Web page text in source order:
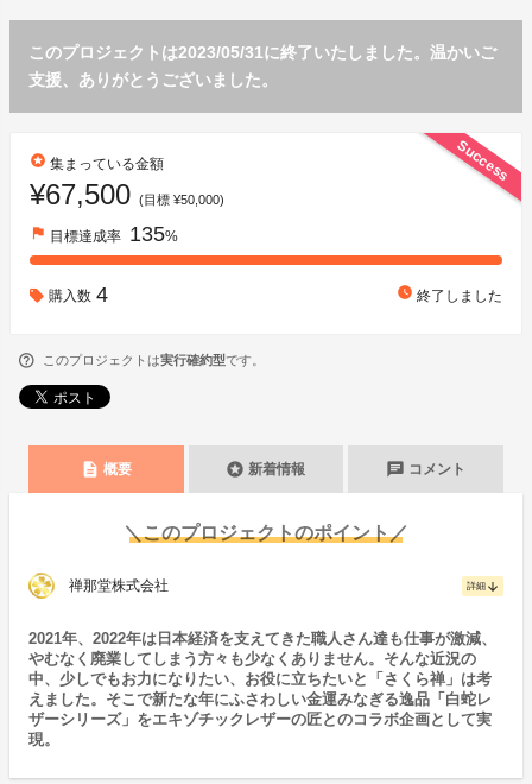
このプロジェクトは2023/05/31に終了いたしました。温かいご
支援、ありがとうございました。
Success
stars 集まっている金額
¥67,500 (目標 ¥50,000)
flag 目標達成率 135%
購入数 4 watch_later 終了しました
このプロジェクトは実行確約型です。
description 概要 stars 新着情報 chat コメント
＼このプロジェクトのポイント／
禅那堂株式会社 詳細 arrow_downward
2021年、2022年は日本経済を支えてきた職人さん達も仕事が激減、
やむなく廃業してしまう方々も少なくありません。そんな近況の
中、少しでもお力になりたい、お役に立ちたいと「さくら禅」は考
えました。そこで新たな年にふさわしい金運みなぎる逸品「白蛇レ
ザーシリーズ」をエキゾチックレザーの匠とのコラボ企画として実
現。